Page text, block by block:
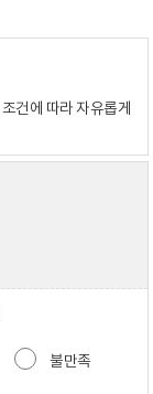
조건에 따라 자유롭게
불만족